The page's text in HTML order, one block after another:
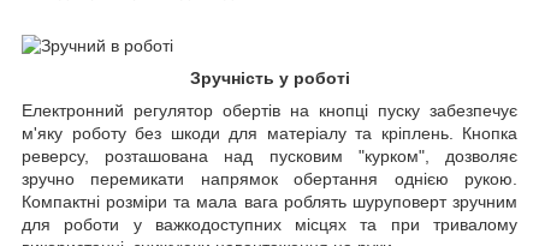
Зручність у роботі
Електронний регулятор обертів на кнопці пуску забезпечує
м'яку роботу без шкоди для матеріалу та кріплень. Кнопка
реверсу, розташована над пусковим "курком", дозволяє
зручно перемикати напрямок обертання однією рукою.
Компактні розміри та мала вага роблять шуруповерт зручним
для роботи у важкодоступних місцях та при тривалому